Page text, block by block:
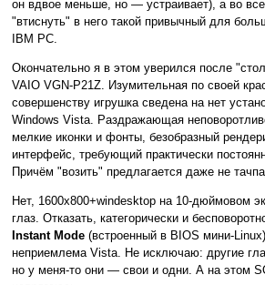
он вдвое меньше, но — устраивает), а во
"втиснуть" в него такой привычный для
IBM PC.
Окончательно я в этом уверился после
VAIO VGN-P21Z. Изумительная по своей
совершенству игрушка сведена на нет
Windows Vista. Раздражающая
мелкие иконки и фонты, безобразный
интерфейс, требующий практически
Причём "возить" предлагается даже не
Нет, 1600х800+windesktop на 10-дюймовом
глаз. Отказать, категорически и
Instant Mode (встроенный в BIOS мини-
неприемлема Vista. Не исключаю: другие
но у меня-то они — свои и одни. А на этом